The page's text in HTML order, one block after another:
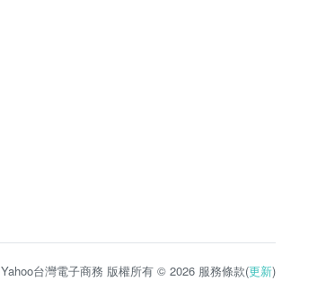
Yahoo台灣電子商務 版權所有 © 2026 服務條款(更新)